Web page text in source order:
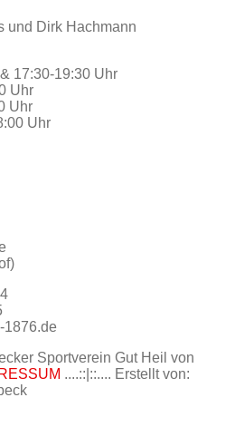
und Dirk Hachmann
17:30-19:30 Uhr
Uhr
Uhr
Uhr
1876.de
Sportverein Gut Heil von
....::|::.... Erstellt von: